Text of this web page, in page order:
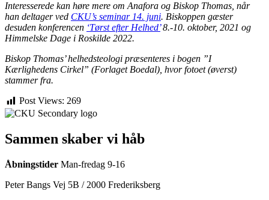
Interesserede kan høre mere om Anafora og Biskop Thomas, når
han deltager ved CKU’s seminar 14. juni. Biskoppen gæster
desuden konferencen ‘Tørst efter Helhed’8.-10. oktober, 2021 og
Himmelske Dage i Roskilde 2022.
Biskop Thomas’ helhedsteologi præsenteres i bogen ”I
Kærlighedens Cirkel” (Forlaget Boedal), hvor fotoet (øverst)
stammer fra.
Post Views: 269
Sammen skaber vi håb
Åbningstider Man-fredag 9-16
Peter Bangs Vej 5B / 2000 Frederiksberg